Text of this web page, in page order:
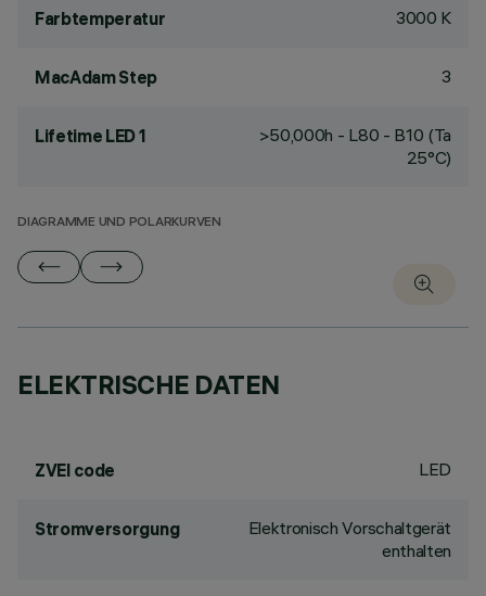
Farbtemperatur 3000 K
MacAdam Step 3
Lifetime LED 1
>50,000h - L80 - B10 (Ta
25°C)
DIAGRAMME UND POLARKURVEN
ELEKTRISCHE DATEN
ZVEI code LED
Stromversorgung
Elektronisch Vorschaltgerät
enthalten